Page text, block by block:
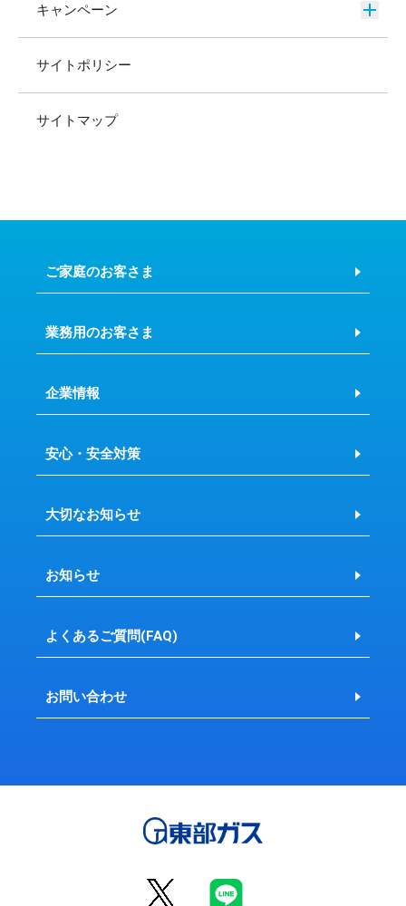
キャンペーン
サイトポリシー
サイトマップ
ご家庭のお客さま
業務用のお客さま
企業情報
安心・安全対策
大切なお知らせ
お知らせ
よくあるご質問(FAQ)
お問い合わせ